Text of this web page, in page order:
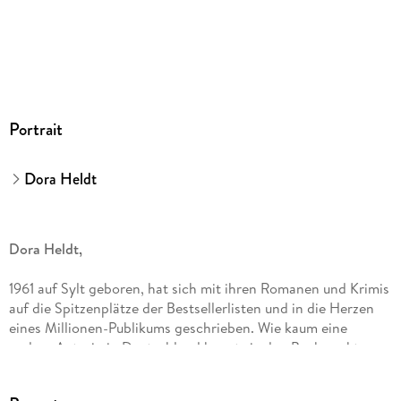
Portrait
Dora Heldt
Dora Heldt,
1961 auf Sylt geboren, hat sich mit ihren Romanen und Krimis
auf die Spitzenplätze der Bestsellerlisten und in die Herzen
eines Millionen-Publikums geschrieben. Wie kaum eine
andere Autorin in Deutschland kennt sie den Buchmarkt von